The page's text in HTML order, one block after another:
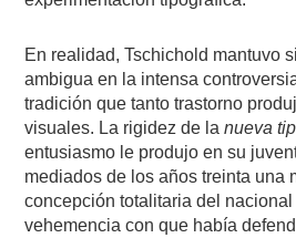
En realidad, Tschichold mantuvo
ambigua en la intensa
tradición que tanto trastorno
visuales. La rigidez de lanueva
entusiasmo le produjo en su
mediados de los años treinta una
concepción totalitaria del
vehemencia con que había